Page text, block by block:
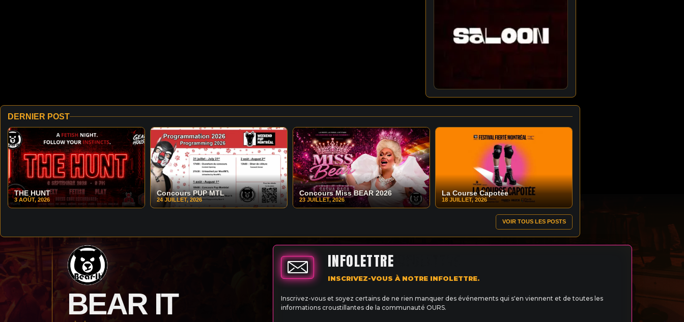
DERNIER POST
THE HUNT
3 AOÛT, 2026
Concours PUP MTL
24 JUILLET, 2026
Concours Miss BEAR 2026
23 JUILLET, 2026
La Course Capotée
18 JUILLET, 2026
VOIR TOUS LES POSTS
BEAR IT
INFOLETTRE
INSCRIVEZ-VOUS À NOTRE INFOLETTRE.
Inscrivez-vous et soyez certains de ne rien manquer des événements qui s'en viennent et de toutes les
informations croustillantes de la communauté OURS.